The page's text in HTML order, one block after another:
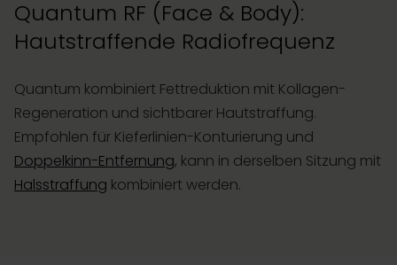
Quantum RF (Face & Body):
Hautstraffende Radiofrequenz
Quantum kombiniert Fettreduktion mit Kollagen-
Regeneration und sichtbarer Hautstraffung.
Empfohlen für Kieferlinien-Konturierung und
Doppelkinn-Entfernung, kann in derselben Sitzung mit
Halsstraffung kombiniert werden.